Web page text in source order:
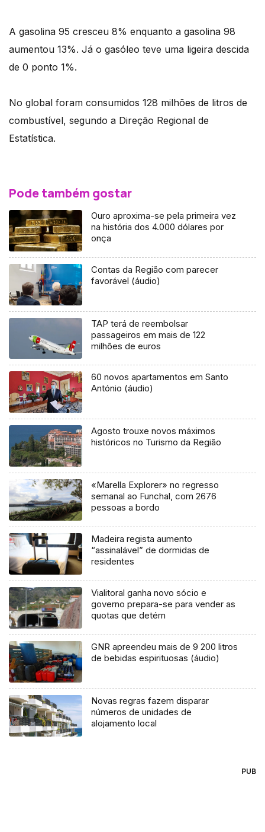
A gasolina 95 cresceu 8% enquanto a gasolina 98
aumentou 13%. Já o gasóleo teve uma ligeira descida
de 0 ponto 1%.
No global foram consumidos 128 milhões de litros de
combustível, segundo a Direção Regional de
Estatística.
Pode também gostar
Ouro aproxima-se pela primeira vez
na história dos 4.000 dólares por
onça
Contas da Região com parecer
favorável (áudio)
TAP terá de reembolsar
passageiros em mais de 122
milhões de euros
60 novos apartamentos em Santo
António (áudio)
Agosto trouxe novos máximos
históricos no Turismo da Região
«Marella Explorer» no regresso
semanal ao Funchal, com 2676
pessoas a bordo
Madeira regista aumento
“assinalável” de dormidas de
residentes
Vialitoral ganha novo sócio e
governo prepara-se para vender as
quotas que detém
GNR apreendeu mais de 9 200 litros
de bebidas espirituosas (áudio)
Novas regras fazem disparar
números de unidades de
alojamento local
PUB